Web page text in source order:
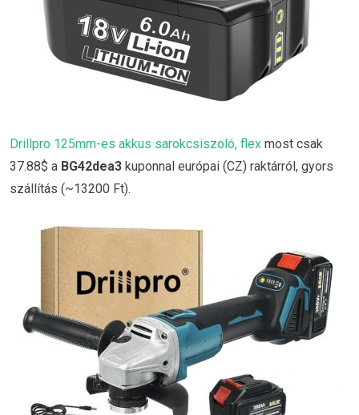
Drillpro 125mm-es akkus sarokcsiszoló, flex most csak
37.88$ a BG42dea3 kuponnal európai (CZ) raktárról, gyors
szállítás (~13200 Ft).